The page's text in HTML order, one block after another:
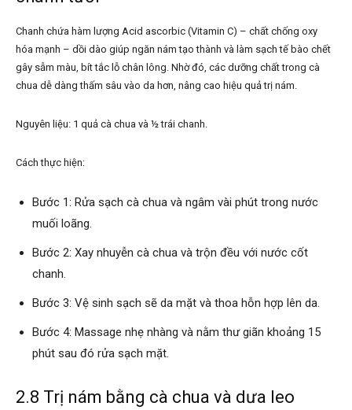
Chanh chứa hàm lượng Acid ascorbic (Vitamin C) – chất chống oxy
hóa mạnh – dồi dào giúp ngăn nám tạo thành và làm sạch tế bào chết
gây sẫm màu, bít tắc lỗ chân lông. Nhờ đó, các dưỡng chất trong cà
chua dễ dàng thấm sâu vào da hơn, nâng cao hiệu quả trị nám.
Nguyên liệu: 1 quả cà chua và ½ trái chanh.
Cách thực hiện:
Bước 1: Rửa sạch cà chua và ngâm vài phút trong nước
muối loãng.
Bước 2: Xay nhuyễn cà chua và trộn đều với nước cốt
chanh.
Bước 3: Vệ sinh sạch sẽ da mặt và thoa hỗn hợp lên da.
Bước 4: Massage nhẹ nhàng và nằm thư giãn khoảng 15
phút sau đó rửa sạch mặt.
2.8 Trị nám bằng cà chua và dưa leo